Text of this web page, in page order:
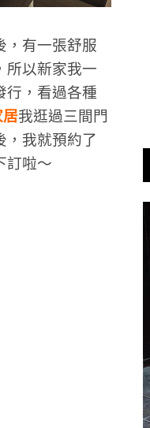
，有一張舒服
所以新家我一
行，看過各種
居我逛過三間門
，我就預約了
訂啦～